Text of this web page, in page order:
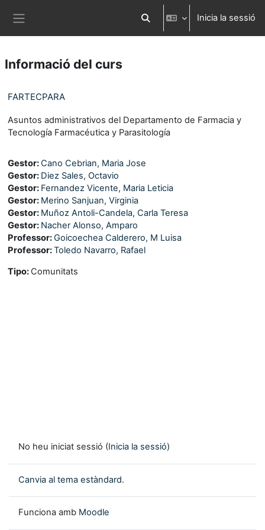
Commuta l'entrada de la cerca
Inicia la sessió
Informació del curs
FARTECPARA
Asuntos administrativos del Departamento de Farmacia y
Tecnología Farmacéutica y Parasitología
Gestor:Cano Cebrian, Maria Jose
Gestor: Diez Sales, Octavio
Gestor: Fernandez Vicente, Maria Leticia
Gestor: Merino Sanjuan, Virginia
Gestor: Muñoz Antoli-Candela, Carla Teresa
Gestor: Nacher Alonso, Amparo
Professor:Goicoechea Calderero, M Luisa
Professor:Toledo Navarro, Rafael
Tipo: Comunitats
No heu iniciat sessió (Inicia la sessió)
Canvia al tema estàndard.
Funciona amb Moodle